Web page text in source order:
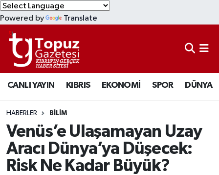
Powered by Translate
CANLI YAYIN KIBRIS EKONOMİ SPOR DÜNYA
HABERLER BİLİM
Venüs’e Ulaşamayan Uzay
Aracı Dünya’ya Düşecek:
Risk Ne Kadar Büyük?
KIBRIS
DÜNYA
EKONOMİ
MAGAZİN
SAĞLIK
SPOR
Lefkoşa Nöbetçi Eczaneler
Lefkoşa Hava Durumu
Lefkoşa Trafik Yoğunluk Haritası
Süper Lig Puan Durumu ve Fikstür
Tüm Manşetler
Son Dakika Haberleri